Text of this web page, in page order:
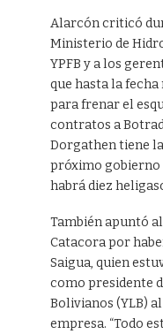
Alarcón criticó
Ministerio de
YPFB y a los
que hasta la fecha
para frenar el
contratos a
Dorgathen tiene
próximo gobierno
habrá diez
También apuntó
Catacora por
Saigua, quien
como presidente
Bolivianos (YLB)
empresa. “Todo